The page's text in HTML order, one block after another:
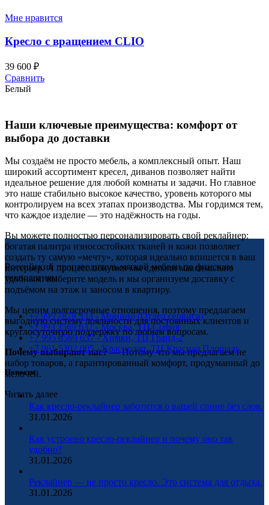
Мне нравится
Кресло с вращением CLIO
39 600 ₽
Сравнить
Белый
Наши ключевые преимущества: комфорт от
выбора до доставки
Мы создаём не просто мебель, а комплексный опыт. Наш
широкий ассортимент кресел, диванов позволяет найти
идеальное решение для любой комнаты и задачи. Но главное
это наше стабильно высокое качество, уровень которого мы
контролируем на всех этапах производства. Мы гордимся тем,
что каждое изделие — это надёжность на годы.
Вы можете полностью персонализировать свой реклайнер:
богатая палитра износостойких тканей и кожи позволяет
создать ту самую «мечту», которая идеально впишется в ваш
интерьер. А процесс покупки мы сделали максимально
удобным: выберите модель и мы организуем доставку с
подъёмом на этаж и заносом в квартиру.
Мы ценим долгосрочные отношения, поэтому предлагаем
выгодную систему лояльности для постоянных клиентов и
круглосуточную поддержку по любым вопросам.
Почему выбирают нас?— Потому что мы предлагаем не
набор товаров, а гарантированный комфорт, продуманный до
мелочей.
Читать далее
Российский производитель мягкой мебели по финским
технологиям.
+7 995 7878 333 - Монино (Отдел сервиса)
+7 993 3569 637 - Москва, ТЦ София
+7 995 6569 637 - Химки, ТЦ Гранд-2
+7 961 5302 005 - Краснодар, ТЦ Красная Площадь
Новости
Как кресло-реклайнер заботится о вашей спине без слов.
31.01.2026
Как устроено кресло-реклайнер и почему оно так
удобно?
31.01.2026
Реклайнер — не просто кресло. Это система для отдыха.
31.01.2026